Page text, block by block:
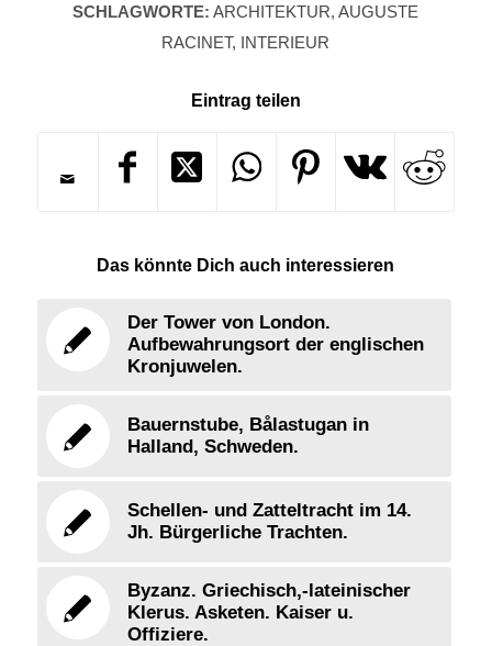
SCHLAGWORTE: ARCHITEKTUR,AUGUSTE
RACINET, INTERIEUR
Eintrag teilen
Das könnte Dich auch interessieren
Der Tower von London.
Aufbewahrungsort der englischen
Kronjuwelen.
Bauernstube, Bålastugan in
Halland, Schweden.
Schellen- und Zatteltracht im 14.
Jh. Bürgerliche Trachten.
Byzanz. Griechisch,-lateinischer
Klerus. Asketen. Kaiser u.
Offiziere.